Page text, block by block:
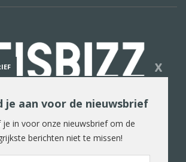
reiswereld in woord en beeld
X
je aan voor de nieuwsbrief
je in voor onze nieuwsbrief om de
berichten niet te missen!